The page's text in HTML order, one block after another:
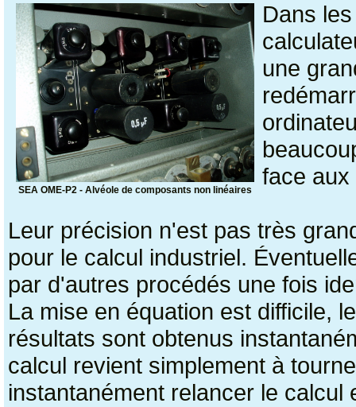
SEA OME-P2 - Alvéole de composants non linéaires
Dans
une
face aux
Leur précision n'est pas très
pour le calcul industriel.
par d'autres procédés une fois
La mise en équation est difficile,
résultats sont obtenus
calcul revient simplement à
instantanément relancer le calcul